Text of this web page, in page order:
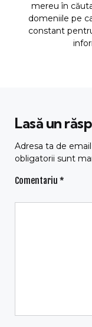
mereu în
domeniile pe
constant
Lasă un
Adresa ta de
obligatorii sunt
Comentariu *